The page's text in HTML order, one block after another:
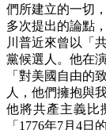
們所建立的一切
多次提出的論點
川普近來曾以「
黨候選人。他在
「對美國自由的
人，他們擁抱與
他將共產主義比
「1776年7月4日